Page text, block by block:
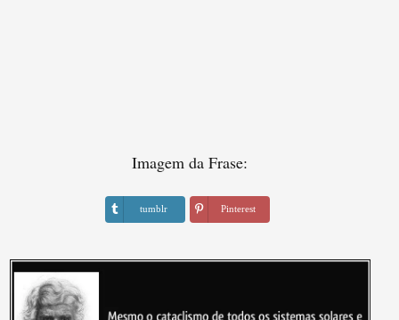
Imagem da Frase:
tumblr Pinterest